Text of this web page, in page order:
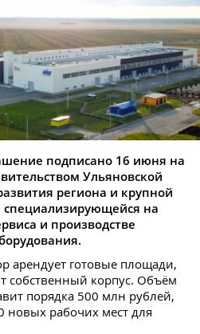
подписано 16 июня на
Ульяновской
региона и крупной
специализирующейся на
и производстве
арендует готовые площади,
собственный корпус. Объём
порядка 500 млн рублей,
новых рабочих мест для